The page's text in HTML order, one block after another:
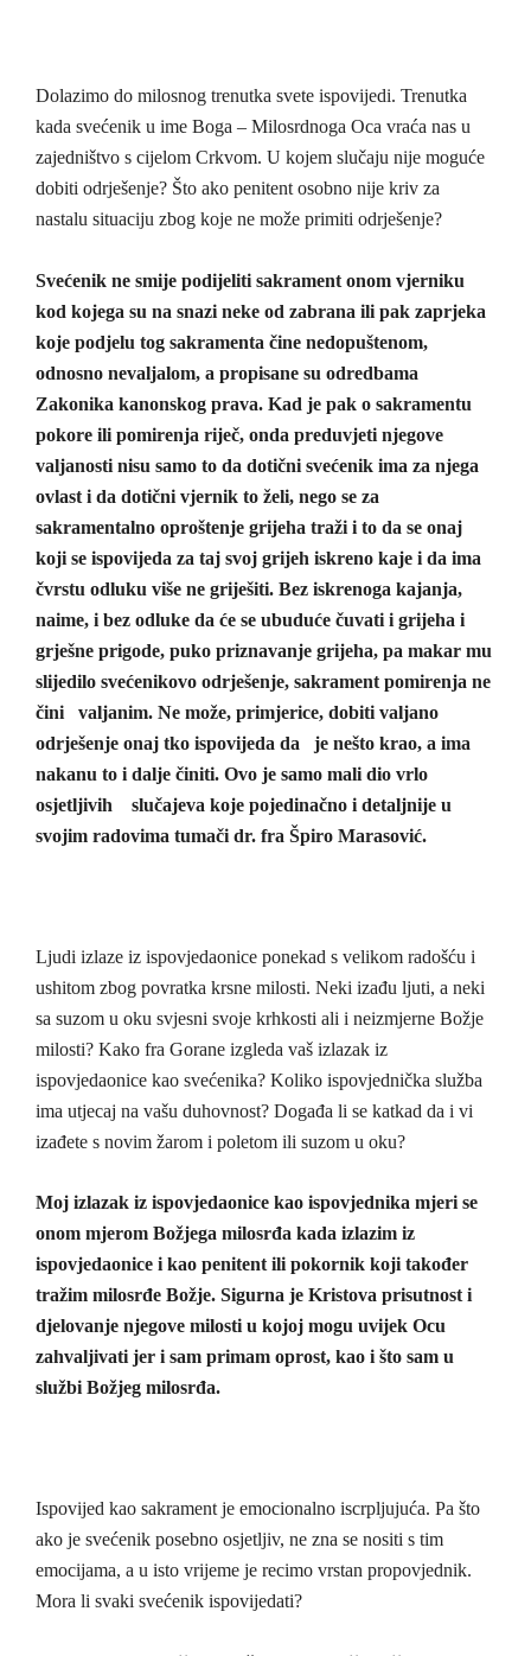
Dolazimo do milosnog trenutka svete ispovijedi. Trenutka
kada svećenik u ime Boga – Milosrdnoga Oca vraća nas u
zajedništvo s cijelom Crkvom. U kojem slučaju nije moguće
dobiti odrješenje? Što ako penitent osobno nije kriv za
nastalu situaciju zbog koje ne može primiti odrješenje?
Svećenik ne smije podijeliti sakrament onom vjerniku
kod kojega su na snazi neke od zabrana ili pak zaprjeka
koje podjelu tog sakramenta čine nedopuštenom,
odnosno nevaljalom, a propisane su odredbama
Zakonika kanonskog prava. Kad je pak o sakramentu
pokore ili pomirenja riječ, onda preduvjeti njegove
valjanosti nisu samo to da dotični svećenik ima za njega
ovlast i da dotični vjernik to želi, nego se za
sakramentalno oproštenje grijeha traži i to da se onaj
koji se ispovijeda za taj svoj grijeh iskreno kaje i da ima
čvrstu odluku više ne griješiti. Bez iskrenoga kajanja,
naime, i bez odluke da će se ubuduće čuvati i grijeha i
grješne prigode, puko priznavanje grijeha, pa makar mu
slijedilo svećenikovo odrješenje, sakrament pomirenja ne
čini valjanim. Ne može, primjerice, dobiti valjano
odrješenje onaj tko ispovijeda da je nešto krao, a ima
nakanu to i dalje činiti. Ovo je samo mali dio vrlo
osjetljivih slučajeva koje pojedinačno i detaljnije u
svojim radovima tumači dr. fra Špiro Marasović.
Ljudi izlaze iz ispovjedaonice ponekad s velikom radošću i
ushitom zbog povratka krsne milosti. Neki izađu ljuti, a neki
sa suzom u oku svjesni svoje krhkosti ali i neizmjerne Božje
milosti? Kako fra Gorane izgleda vaš izlazak iz
ispovjedaonice kao svećenika? Koliko ispovjednička služba
ima utjecaj na vašu duhovnost? Događa li se katkad da i vi
izađete s novim žarom i poletom ili suzom u oku?
Moj izlazak iz ispovjedaonice kao ispovjednika mjeri se
onom mjerom Božjega milosrđa kada izlazim iz
ispovjedaonice i kao penitent ili pokornik koji također
tražim milosrđe Božje. Sigurna je Kristova prisutnost i
djelovanje njegove milosti u kojoj mogu uvijek Ocu
zahvaljivati jer i sam primam oprost, kao i što sam u
službi Božjeg milosrđa.
Ispovijed kao sakrament je emocionalno iscrpljujuća. Pa što
ako je svećenik posebno osjetljiv, ne zna se nositi s tim
emocijama, a u isto vrijeme je recimo vrstan propovjednik.
Mora li svaki svećenik ispovijedati?